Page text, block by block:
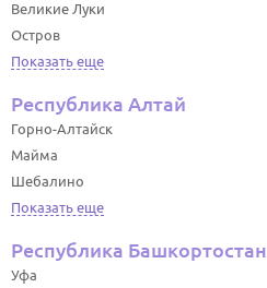
Великие Луки
Остров
Показать еще
Республика Алтай
Горно-Алтайск
Майма
Шебалино
Показать еще
Республика Башкортостан
Уфа